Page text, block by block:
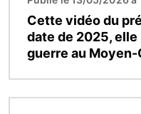
Cette vidéo du
date de 2025, elle
guerre au